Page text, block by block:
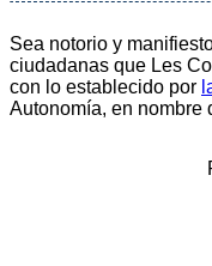
Sea notorio y
ciudadanas que Les
con lo establecido por
Autonomía, en nombre